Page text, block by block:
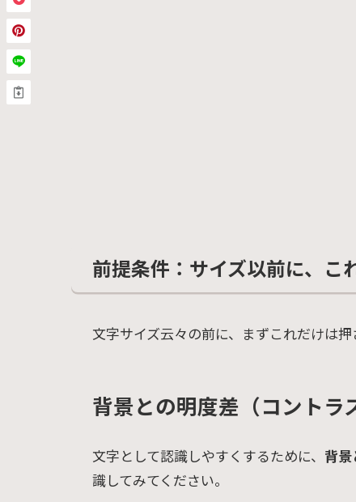
前提条件：サイズ以前に、こ
文字サイズ云々の前に、まずこれだけは押
背景との明度差（コントラ
文字として認識しやすくするために、 背景
識してみてください。